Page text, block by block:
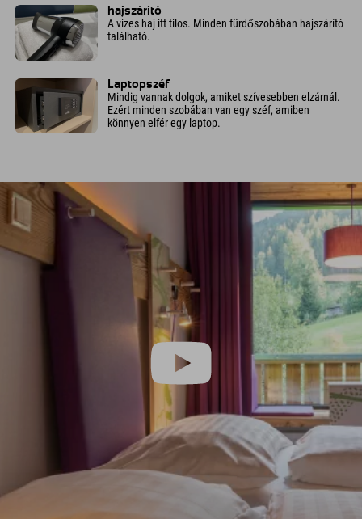
hajszárító
A vizes haj itt tilos. Minden fürdőszobában hajszárító
található.
Laptopszéf
Mindig vannak dolgok, amiket szívesebben elzárnál.
Ezért minden szobában van egy széf, amiben
könnyen elfér egy laptop.